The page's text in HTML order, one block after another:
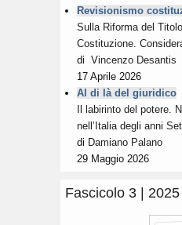
Revisionismo
Sulla Riforma del
Costituzione.
di Vincenzo Desantis
17 Aprile 2026
Al di là del giuridico
Il labirinto del potere.
nell’Italia degli anni
di Damiano Palano
29 Maggio 2026
Fascicolo 3 |